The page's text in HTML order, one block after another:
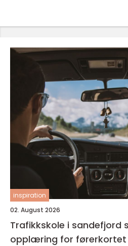
inspiration
02. August 2026
Trafikkskole i sandefjord slik finner du riktig
opplæring for førerkortet